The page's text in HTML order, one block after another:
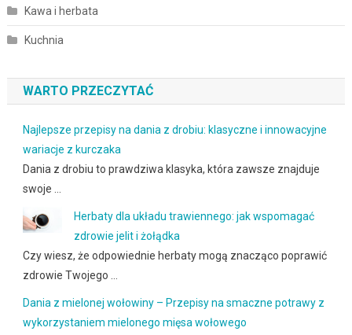
Kawa i herbata
Kuchnia
WARTO PRZECZYTAĆ
Najlepsze przepisy na dania z drobiu: klasyczne i innowacyjne
wariacje z kurczaka
Dania z drobiu to prawdziwa klasyka, która zawsze znajduje
swoje …
Herbaty dla układu trawiennego: jak wspomagać
zdrowie jelit i żołądka
Czy wiesz, że odpowiednie herbaty mogą znacząco poprawić
zdrowie Twojego …
Dania z mielonej wołowiny – Przepisy na smaczne potrawy z
wykorzystaniem mielonego mięsa wołowego